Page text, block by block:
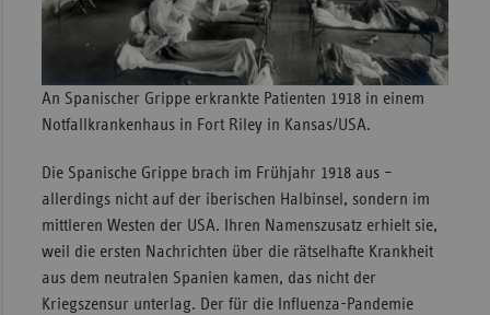
An Spanischer Grippe erkrankte Patienten 1918 in einem
Notfallkrankenhaus in Fort Riley in Kansas/USA.
Die Spanische Grippe brach im Frühjahr 1918 aus –
allerdings nicht auf der iberischen Halbinsel, sondern im
mittleren Westen der USA. Ihren Namenszusatz erhielt sie,
weil die ersten Nachrichten über die rätselhafte Krankheit
aus dem neutralen Spanien kamen, das nicht der
Kriegszensur unterlag. Der für die Influenza-Pandemie